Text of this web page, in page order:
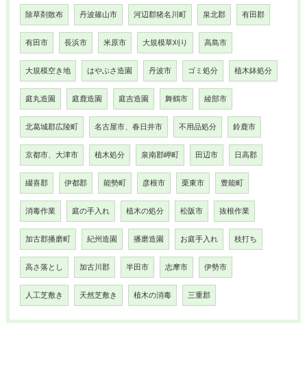
除草剤散布 丹波篠山市 河辺郡猪名川町 泉北郡 有田郡
有田市 長浜市 米原市 大規模草刈り 高島市
大規模空き地 はやぶさ造園 丹波市 ゴミ処分 植木鉢処分
庭丸造園 庭鹿造園 庭吉造園 舞鶴市 綾部市
北葛城郡広陵町 名古屋市、春日井市 不用品処分 鈴鹿市
京都市、大津市 植木処分 泉南郡岬町 田辺市 日高郡
綴喜郡 伊都郡 能勢町 彦根市 栗東市 豊能町
消毒作業 庭の手入れ 植木の処分 松阪市 抜根作業
加古郡播磨町 紀州造園 播磨造園 お庭手入れ 枝打ち
高さ落とし 加古川郡 半田市 志摩市 伊勢市
人工芝敷き 天然芝敷き 植木の消毒 三重郡